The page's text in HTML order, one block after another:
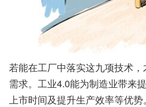
若能在工厂中落实这九项技术
需求。工业4.0能为制造业带来
上市时间及提升生产效率等优